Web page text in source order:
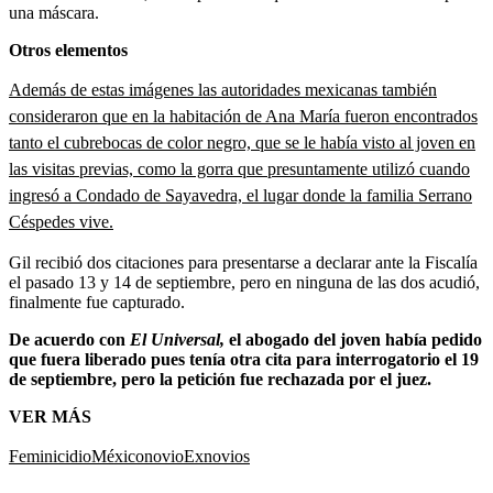
una máscara.
Otros elementos
Además de estas imágenes las autoridades mexicanas también
consideraron que en la habitación de Ana María fueron encontrados
tanto el cubrebocas de color negro, que se le había visto al joven en
las visitas previas, como la gorra que presuntamente utilizó cuando
ingresó a Condado de Sayavedra, el lugar donde la familia Serrano
Céspedes vive.
Gil recibió dos citaciones para presentarse a declarar ante la Fiscalía
el pasado 13 y 14 de septiembre, pero en ninguna de las dos acudió,
finalmente fue capturado.
De acuerdo con El Universal, el abogado del joven había pedido
que fuera liberado pues tenía otra cita para interrogatorio el 19
de septiembre, pero la petición fue rechazada por el juez.
VER MÁS
FeminicidioMéxiconovioExnovios